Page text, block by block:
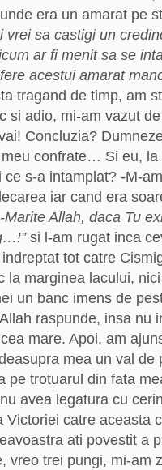
era un amarat pe
vrei sa castigi un
ar fi menit sa se
acestui amarat
tragand de timp, am
si adio, mi-am vazut
Concluzia?
confrate… Si eu,
s-a intamplat? -M-
iar cand era
Marite Allah, daca Tu
si l-am rugat inca
tot catre
la marginea lacului,
un banc imens de
raspunde, insa nu
mare. Apoi, am
mea un val de
pe trotuarul din fata
avea legatura cu
Victoriei catre aceasta
ati povestit a
vreo trei pungi, mi-am